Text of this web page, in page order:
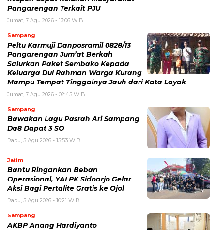
Pangarengan Terkait PJU
Jumat, 7 Agu 2026 - 13:06 WIB
Sampang
Peltu Karmuji Danposramil 0828/13
Pangarengan Jum’at Berkah
Salurkan Paket Sembako Kepada
Keluarga Dul Rahman Warga Kurang
Mampu Tempat Tinggalnya Jauh dari Kata Layak
Jumat, 7 Agu 2026 - 02:45 WIB
Sampang
Bawakan Lagu Pasrah Ari Sampang
Da8 Dapat 3 SO
Rabu, 5 Agu 2026 - 15:53 WIB
Jatim
Bantu Ringankan Beban
Operasional, YALPK Sidoarjo Gelar
Aksi Bagi Pertalite Gratis ke Ojol
Rabu, 5 Agu 2026 - 10:21 WIB
Sampang
AKBP Anang Hardiyanto